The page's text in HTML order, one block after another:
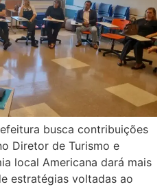
busca contribuições
Diretor de Turismo e
local Americana dará mais
estratégias voltadas ao